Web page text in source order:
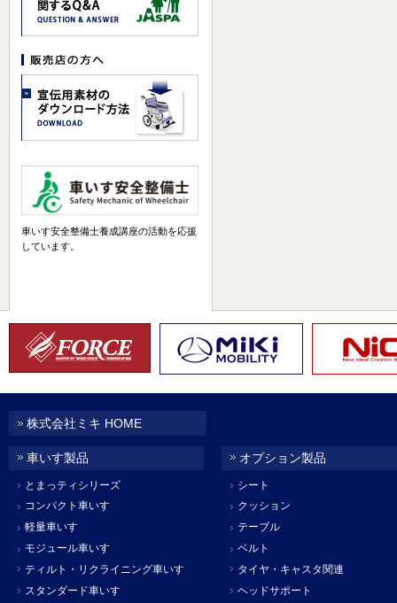
車いす安全整備士養成講座の活動を応援
しています。
株式会社ミキ HOME
車いす製品
とまっティシリーズ
コンパクト車いす
軽量車いす
モジュール車いす
ティルト・リクライニング車いす
スタンダード車いす
オプション製品
シート
クッション
テーブル
ベルト
タイヤ・キャスタ関連
ヘッドサポート